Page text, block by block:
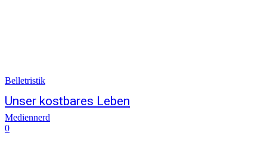
Belletristik
Unser kostbares Leben
Mediennerd
0